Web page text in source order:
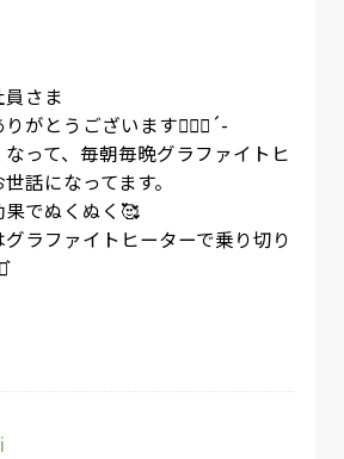
さま
がとうございます🙇🏻‍♀️´-
って、毎朝毎晩グラファイトヒ
話になってます。
果でぬくぬく🥰
ラファイトヒーターで乗り切り